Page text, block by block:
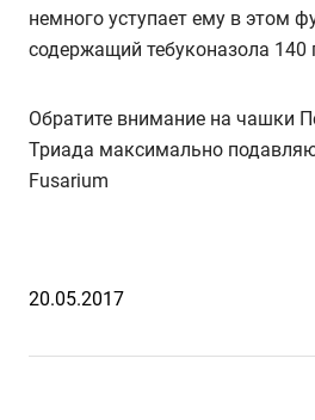
немного уступает ему в этом
содержащий тебуконазола 140
Обратите внимание на чашки
Триада максимально
Fusarium
20.05.2017